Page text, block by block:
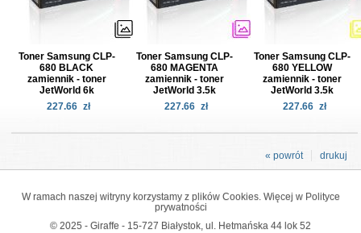
Toner Samsung CLP-
680 BLACK
zamiennik - toner
JetWorld 6k
227.66 zł
Toner Samsung CLP-
680 MAGENTA
zamiennik - toner
JetWorld 3.5k
227.66 zł
Toner Samsung CLP-
680 YELLOW
zamiennik - toner
JetWorld 3.5k
227.66 zł
drukuj
« powrót
W ramach naszej witryny korzystamy z plików Cookies. Więcej w Polityce
prywatności
© 2025 - Giraffe - 15-727 Białystok, ul. Hetmańska 44 lok 52